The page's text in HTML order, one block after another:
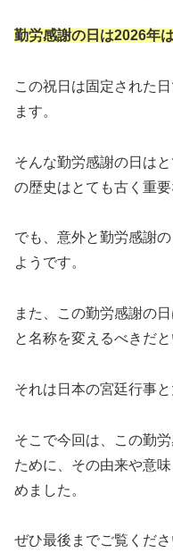
勤労感謝の日は2026年
この祝日は固定された
ます。
そんな勤労感謝の日はと
の歴史はとても古く重要
でも、意外と勤労感謝
ようです。
また、この勤労感謝の
と名称を変えるべきだ
それは日本の宮廷行事
そこで今回は、この勤
ために、その由来や意
めました。
ぜひ最後までご覧くださ